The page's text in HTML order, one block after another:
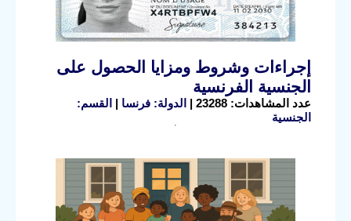
إجراءات وشروط ومزايا الحصول على
الجنسية الفرنسية
عدد المشاهدات: 23288 | الدولة: فرنسا | القسم:
الجنسية